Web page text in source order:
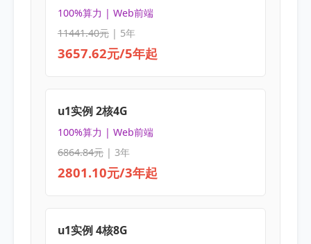
100%算力 | Web前端
11441.40元| 5年
3657.62元/5年起
u1实例 2核4G
100%算力 | Web前端
6864.84元| 3年
2801.10元/3年起
u1实例 4核8G